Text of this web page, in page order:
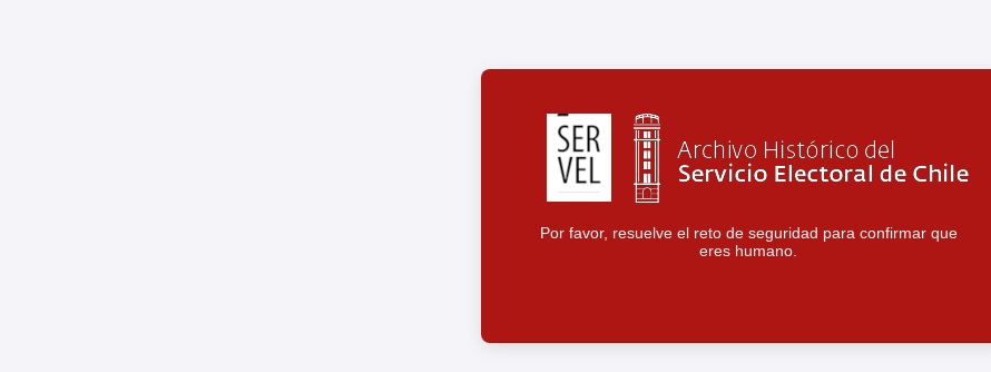
Por favor, resuelve el reto de seguridad para confirmar que
eres humano.